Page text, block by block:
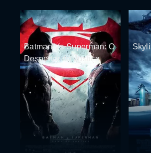
Batman Vs Superman: O
Despertar da Justiça